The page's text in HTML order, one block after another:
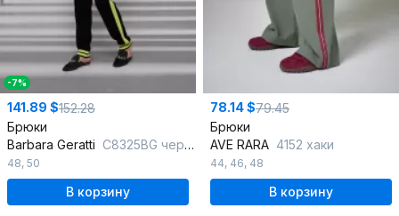
-7%
141.89 $152.28
Брюки
Barbara Geratti С8325BG черный/салатовый
48, 50
В корзину
78.14 $79.45
Брюки
AVE RARA 4152 хаки
44, 46, 48
В корзину